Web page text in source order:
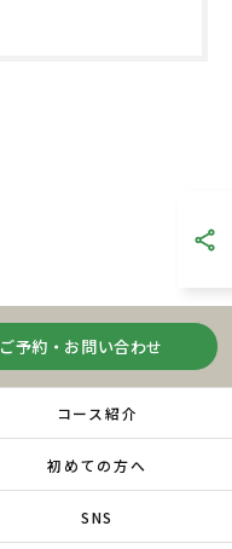
ご予約・お問い合わせ
コース紹介
初めての方へ
SNS